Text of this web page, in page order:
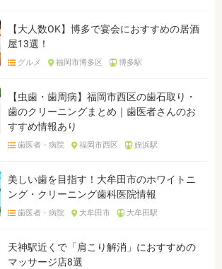
【大人数OK】博多で宴会におすすめの居酒
屋13選！
グルメ 福岡市博多区 博多駅
【虫歯・歯周病】福岡市西区の歯石取り・
歯のクリーニングまとめ｜歯医者さんのお
すすめ情報あり
歯医者・病院 福岡市西区 姪浜駅
美しい歯を目指す！大牟田市のホワイトニ
ング・クリーニング歯科医院情報
歯医者・病院 大牟田市 大牟田駅
天神駅近くで「肩こり解消」におすすめの
マッサージ店8選